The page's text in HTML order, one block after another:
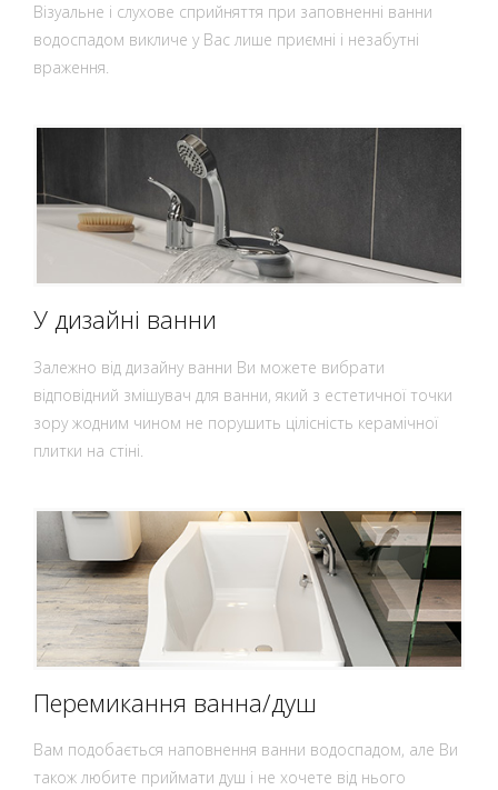
Візуальне і слухове сприйняття при заповненні ванни
водоспадом викличе у Вас лише приємні і незабутні
враження.
У дизайні ванни
Залежно від дизайну ванни Ви можете вибрати
відповідний змішувач для ванни, який з естетичної точки
зору жодним чином не порушить цілісність керамічної
плитки на стіні.
Перемикання ванна/душ
Вам подобається наповнення ванни водоспадом, але Ви
також любите приймати душ і не хочете від нього